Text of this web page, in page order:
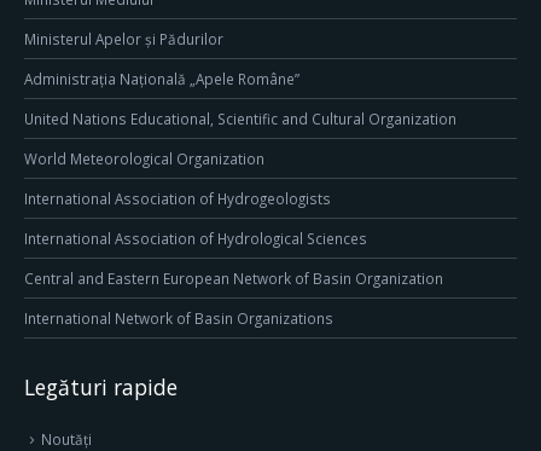
Ministerul Apelor și Pădurilor
Administrația Națională „Apele Române”
United Nations Educational, Scientific and Cultural Organization
World Meteorological Organization
International Association of Hydrogeologists
International Association of Hydrological Sciences
Central and Eastern European Network of Basin Organization
International Network of Basin Organizations
Legături rapide
Noutăți